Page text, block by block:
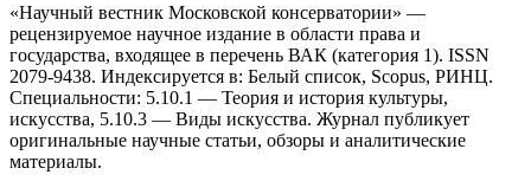
«Научный вестник Московской консерватории» —
рецензируемое научное издание в области права и
государства, входящее в перечень ВАК (категория 1). ISSN
2079-9438. Индексируется в: Белый список, Scopus, РИНЦ.
Специальности: 5.10.1 — Теория и история культуры,
искусства, 5.10.3 — Виды искусства. Журнал публикует
оригинальные научные статьи, обзоры и аналитические
материалы.